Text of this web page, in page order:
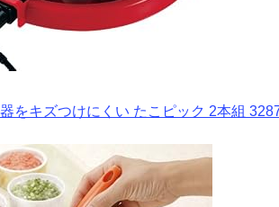
をキズつけにくい たこピック 2本組